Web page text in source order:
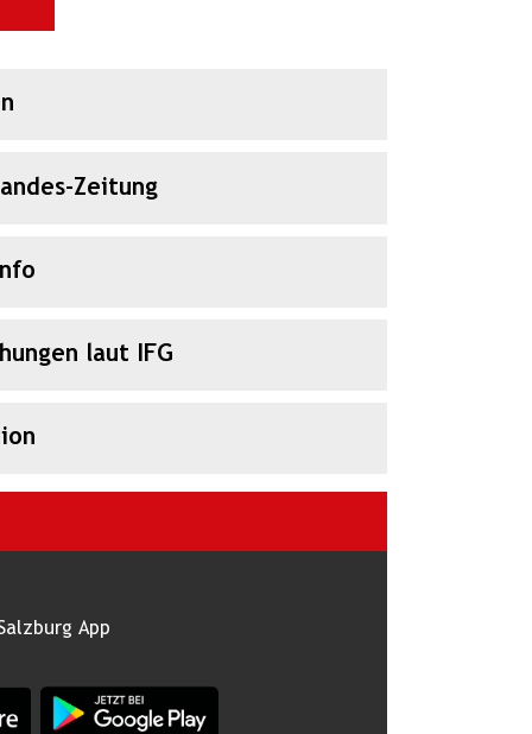
Zeitung
laut IFG
App
im Apple App Store
App Land Salzburg im Google Play Store